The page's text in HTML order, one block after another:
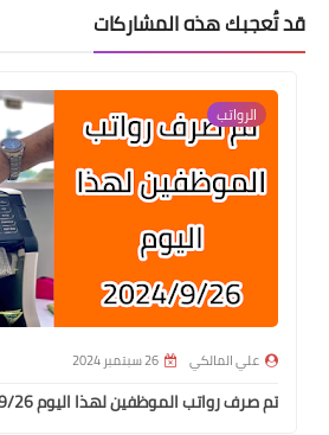
قد تُعجبك هذه المشاركات
الرواتب
علي المالكي 26 سبتمبر 2024
تم صرف رواتب الموظفين لهذا اليوم 2024/9/26